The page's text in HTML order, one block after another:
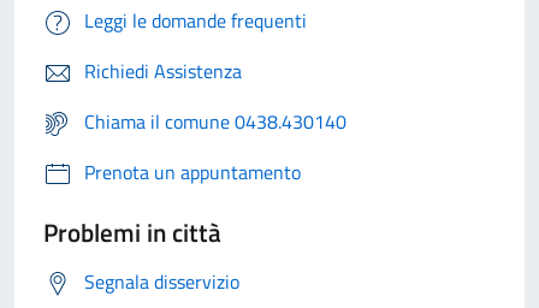
Leggi le domande frequenti
Richiedi Assistenza
Chiama il comune 0438.430140
Prenota un appuntamento
Problemi in città
Segnala disservizio